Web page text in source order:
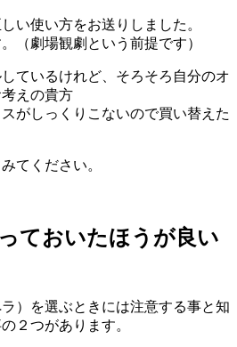
い使い方をお送りしました。
（劇場観劇という前提です）
ているけれど、そろそろ自分のオ
えの貴方
がしっくりこないので買い替えた
てください。
ておいたほうが良い
）を選ぶときには注意する事と知
２つがあります。